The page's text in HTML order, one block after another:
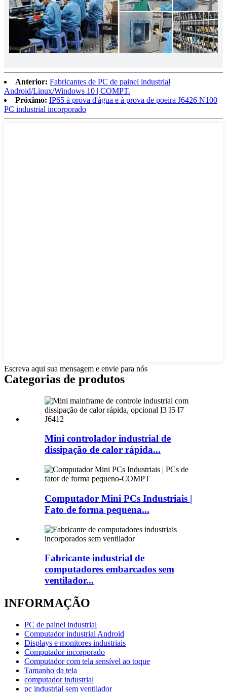
Anterior: Fabricantes de PC de painel industrial
Android/Linux/Windows 10 | COMPT.
Próximo: IP65 à prova d'água e à prova de poeira J6426 N100
PC industrial incorporado
Escreva aqui sua mensagem e envie para nós
Categorias de produtos
Mini controlador industrial de
dissipação de calor rápida...
Computador Mini PCs Industriais |
Fato de forma pequena...
Fabricante industrial de
computadores embarcados sem
ventilador...
INFORMAÇÃO
PC de painel industrial
Computador industrial Android
Displays e monitores industriais
Computador incorporado
Computador com tela sensível ao toque
Tamanho da tela
computador industrial
pc industrial sem ventilador